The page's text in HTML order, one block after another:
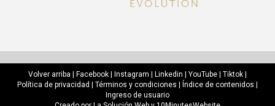
Volver arriba Facebook Instagram Linkedin YouTube Tiktok
Política de privacidad
Términos y condiciones Índice de contenidos
Ingreso de usuario